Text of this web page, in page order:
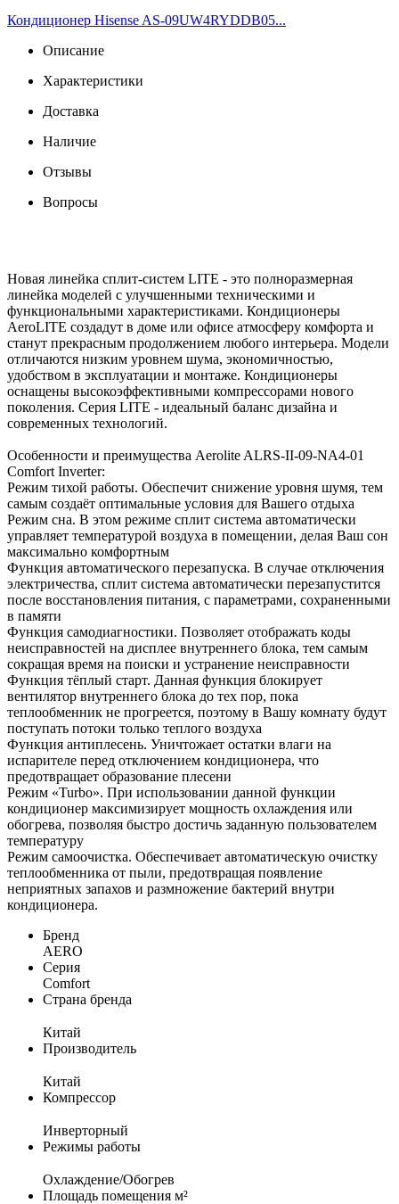
Кондиционер Hisense AS-09UW4RYDDB05...
Описание
Характеристики
Доставка
Наличие
Отзывы
Вопросы
Новая линейка сплит-систем LITE - это полноразмерная
линейка моделей с улучшенными техническими и
функциональными характеристиками. Кондиционеры
AeroLITE создадут в доме или офисе атмосферу комфорта и
станут прекрасным продолжением любого интерьера. Модели
отличаются низким уровнем шума, экономичностью,
удобством в эксплуатации и монтаже. Кондиционеры
оснащены высокоэффективными компрессорами нового
поколения. Серия LITE - идеальный баланс дизайна и
современных технологий.
Особенности и преимущества Aerolite ALRS-II-09-NA4-01
Comfort Inverter:
Режим тихой работы. Обеспечит снижение уровня шумя, тем
самым создаёт оптимальные условия для Вашего отдыха
Режим сна. В этом режиме сплит система автоматически
управляет температурой воздуха в помещении, делая Ваш сон
максимально комфортным
Функция автоматического перезапуска. В случае отключения
электричества, сплит система автоматически перезапустится
после восстановления питания, с параметрами, сохраненными
в памяти
Функция самодиагностики. Позволяет отображать коды
неисправностей на дисплее внутреннего блока, тем самым
сокращая время на поиски и устранение неисправности
Функция тёплый старт. Данная функция блокирует
вентилятор внутреннего блока до тех пор, пока
теплообменник не прогреется, поэтому в Вашу комнату будут
поступать потоки только теплого воздуха
Функция антиплесень. Уничтожает остатки влаги на
испарителе перед отключением кондиционера, что
предотвращает образование плесени
Режим «Turbo». При использовании данной функции
кондиционер максимизирует мощность охлаждения или
обогрева, позволяя быстро достичь заданную пользователем
температуру
Режим самоочистка. Обеспечивает автоматическую очистку
теплообменника от пыли, предотвращая появление
неприятных запахов и размножение бактерий внутри
кондиционера.
Бренд
AERO
Серия
Comfort
Страна бренда
Китай
Производитель
Китай
Компрессор
Инверторный
Режимы работы
Охлаждение/Обогрев
Площадь помещения м²